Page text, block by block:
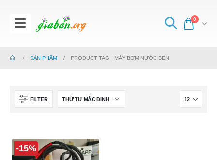
0
SẢN PHẨM PRODUCT TAG - MÁY BƠM NƯỚC BỂN
FILTER
-15%